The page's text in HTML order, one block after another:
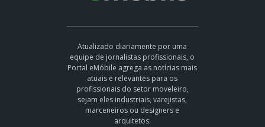
Atualizado diariamente por uma
equipe de jornalistas profissionais, o
Portal eMóbile agrega as notícias mais
atuais e relevantes para os
profissionais do setor moveleiro,
sejam eles industriais, varejistas,
marceneiros ou designers e
arquitetos.